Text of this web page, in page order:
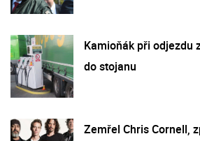
Kamioňák při odjezdu
do stojanu
Zemřel Chris Cornell,